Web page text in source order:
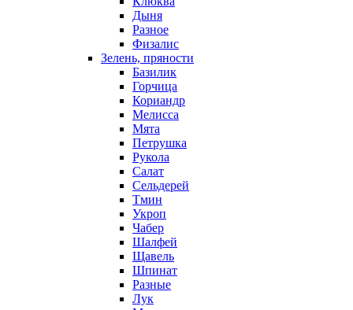
Дыня
Разное
Физалис
Зелень, пряности
Базилик
Горчица
Кориандр
Мелисса
Мята
Петрушка
Рукола
Салат
Сельдерей
Тмин
Укроп
Чабер
Шалфей
Щавель
Шпинат
Разные
Лук